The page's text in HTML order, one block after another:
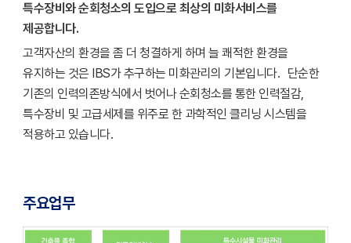
특수장비와 순회청소의 도입으로 최상의 미화서비스를
제공합니다.
고객자산의 환경을 좀 더 청결하게 하며 늘 쾌적한 환경을
유지하는 것은 IBS가 추구하는 미화관리의 기본입니다. 단순한
기존의 인력의존방식에서 벗어나 순회청소를 통한 인력절감,
특수장비 및 고급세제를 위주로 한 과학적인 클리닝 시스템을
적용하고 있습니다.
주요업무